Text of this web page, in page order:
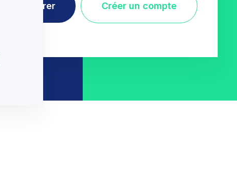
Démarrer Créer un compte